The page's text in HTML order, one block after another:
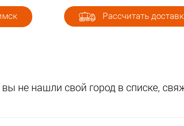
Рассчитать
не нашли свой город в списке,